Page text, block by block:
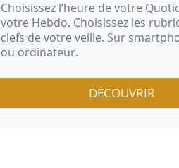
Choisissez l‘heure de votre
votre Hebdo. Choisissez les
clefs de votre veille. Sur
ou ordinateur.
DÉCOUVRIR